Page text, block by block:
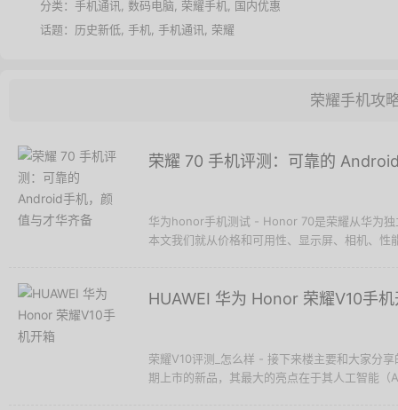
分类： 手机通讯 数码电脑 荣耀手机 国内优惠
话题： 历史新低 手机 手机通讯 荣耀
荣耀手机攻
荣耀 70 手机评测：可靠的
华为honor手机测试 - Honor 70是荣耀从华为
本文我们就从价格和可用性、显示屏、相机、性
HUAWEI 华为 Honor 荣耀V10手
荣耀V10评测_怎么样 - 接下来楼主要和大家分
期上市的新品，其最大的亮点在于其人工智能（